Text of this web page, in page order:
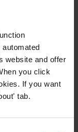
website and offer
you click
If you want
tab.